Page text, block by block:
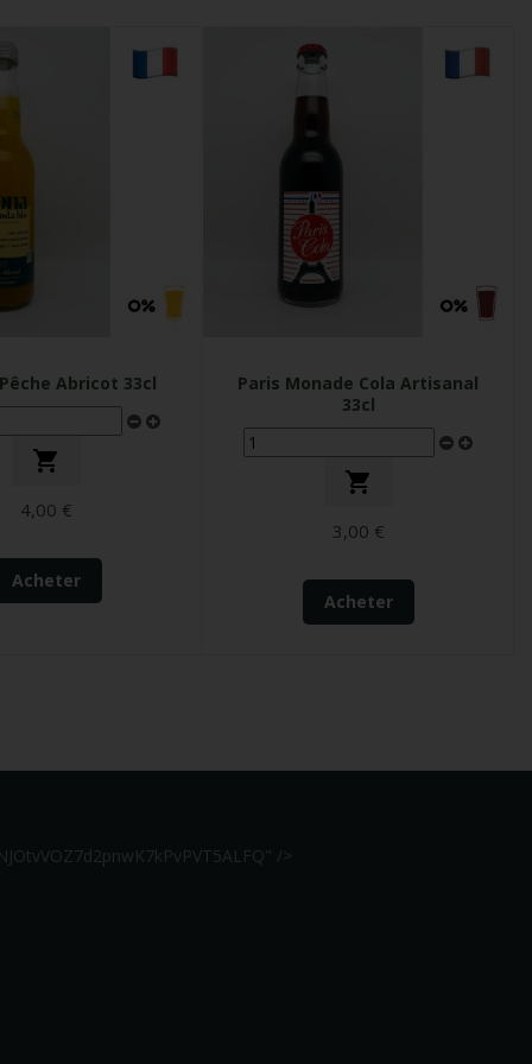
Abricot 33cl

4,00 €
Acheter
Paris Monade Cola Artisanal
33cl

3,00 €
Acheter
/>